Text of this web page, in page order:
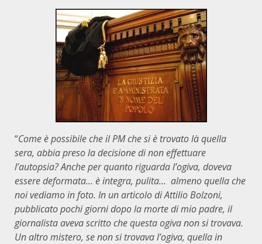
“Come è possibile che il PM che si è trovato là quella
sera, abbia preso la decisione di non effettuare
l’autopsia? Anche per quanto riguarda l’ogiva, doveva
essere deformata… è integra, pulita… almeno quella che
noi vediamo in foto. In un articolo di Attilio Bolzoni,
pubblicato pochi giorni dopo la morte di mio padre, il
giornalista aveva scritto che questa ogiva non si trovava.
Un altro mistero, se non si trovava l’ogiva, quella in